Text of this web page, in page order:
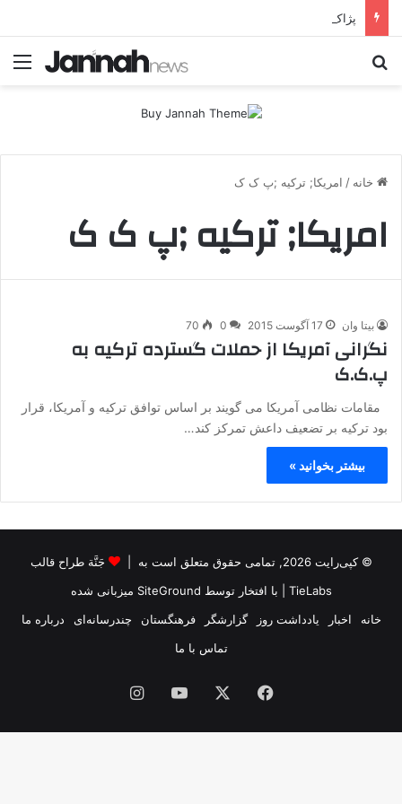
خانه / امریکا; ترکیه ;پ ک ک
امریکا; ترکیه ;پ ک ک
بیتا وان 17 آگوست 2015 0
70
نگرانی آمریکا از حملات گسترده ترکیه به
پ.ک.ک
مقامات نظامی آمریکا می گویند بر اساس توافق ترکیه و آمریکا، قرار
بود ترکیه بر تضعیف داعش تمرکز کند…
بیشتر بخوانید »
© کپی‌رایت 2026, تمامی حقوق متعلق است به |
جَنَّة طراح قالب
TieLabs | با افتخار توسط SiteGround میزبانی شده
خانه
اخبار یادداشت روز گزارشگر فرهنگستان چندرسانه‌ای
درباره ما
تماس با ما
فیس
بوک
یوتیوب